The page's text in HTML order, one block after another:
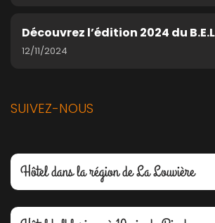
Découvrez l’édition 2024 du
12/11/2024
SUIVEZ-NOUS
Hôtel dans la région de La Louvière